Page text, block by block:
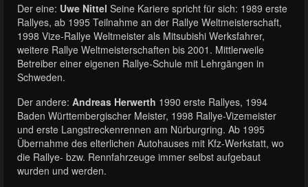
Der eine: Uwe Nittel Seine Kariere spricht für sich: 1989 erste
Rallyes, ab 1995 Teilnahme an der Rallye Weltmeisterschaft,
1998 Vize-Rallye Weltmeister als Mitsubishi Werksfahrer,
weitere Rallye Weltmeisterschaften bis 2001. Mittlerweile
Betreiber einer eigenen Rallye-Schule mit Lehrgängen in
Schweden.
Der andere: Andreas Herwerth 1990 erste Rallyes, 1994
Baden Württembergischer Meister, 1998 Rallye-Vizemeister
und erste Langstreckenrennen am Nürburgring. Ab 1995
Übernahme des elterlichen Autohauses mit Kfz-Werkstatt, wo
die Rallye- bzw. Rennfahrzeuge immer selbst aufgebaut
wurden und werden.